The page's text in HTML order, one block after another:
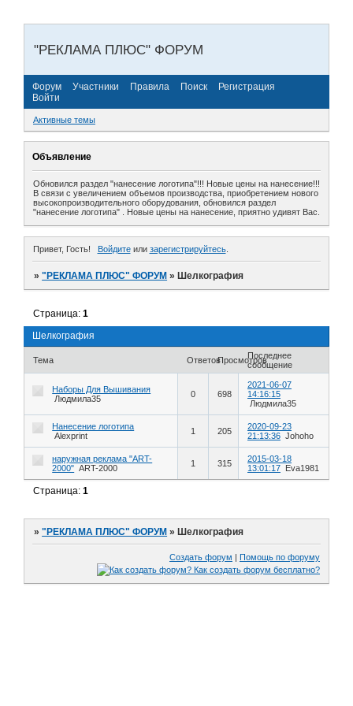
"РЕКЛАМА ПЛЮС" ФОРУМ
Форум Участники Правила Поиск
Регистрация
Войти
Активные темы
Объявление
Обновился раздел "нанесение логотипа"!!! Новые цены на нанесение!!!
В связи с увеличением объемов производства, приобретением нового
высокопроизводительного оборудования, обновился раздел
"нанесение логотипа" . Новые цены на нанесение, приятно удивят Вас.
Привет, Гость! Войдитеили зарегистрируйтесь.
»"РЕКЛАМА ПЛЮС" ФОРУМ » Шелкография
Шелкография
Страница:1
Тема ОтветовПросмотровПоследнее
сообщение
Наборы Для Вышивания
Людмила35
0 698
2021-06-07
14:16:15
Людмила35
Нанесение логотипа
Alexprint
1 205
2020-09-23
21:13:36 Johoho
наружная реклама "ART-
2000" ART-2000 1 315
2015-03-18
13:01:17 Eva1981
Страница:1
»"РЕКЛАМА ПЛЮС" ФОРУМ » Шелкография
Создать форум | Помощь по форуму